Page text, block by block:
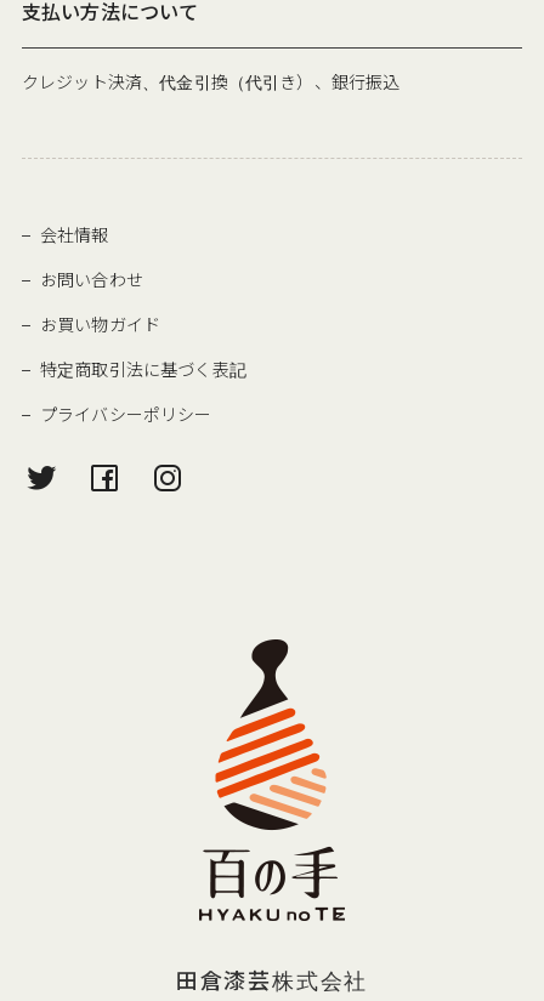
支払い方法について
クレジット決済、代金引換（代引き）、銀行振込
会社情報
お問い合わせ
お買い物ガイド
特定商取引法に基づく表記
プライバシーポリシー
田倉漆芸株式会社